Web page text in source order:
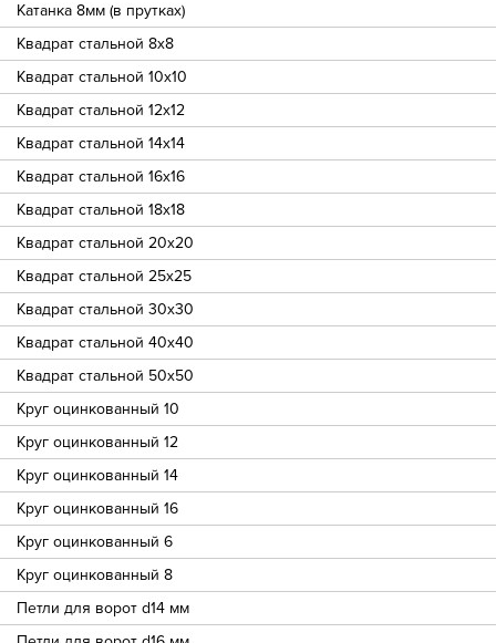
Катанка 8мм (в прутках)
Квадрат стальной 8х8
Квадрат стальной 10х10
Квадрат стальной 12х12
Квадрат стальной 14х14
Квадрат стальной 16х16
Квадрат стальной 18х18
Квадрат стальной 20х20
Квадрат стальной 25х25
Квадрат стальной 30х30
Квадрат стальной 40х40
Квадрат стальной 50х50
Круг оцинкованный 10
Круг оцинкованный 12
Круг оцинкованный 14
Круг оцинкованный 16
Круг оцинкованный 6
Круг оцинкованный 8
Петли для ворот d14 мм